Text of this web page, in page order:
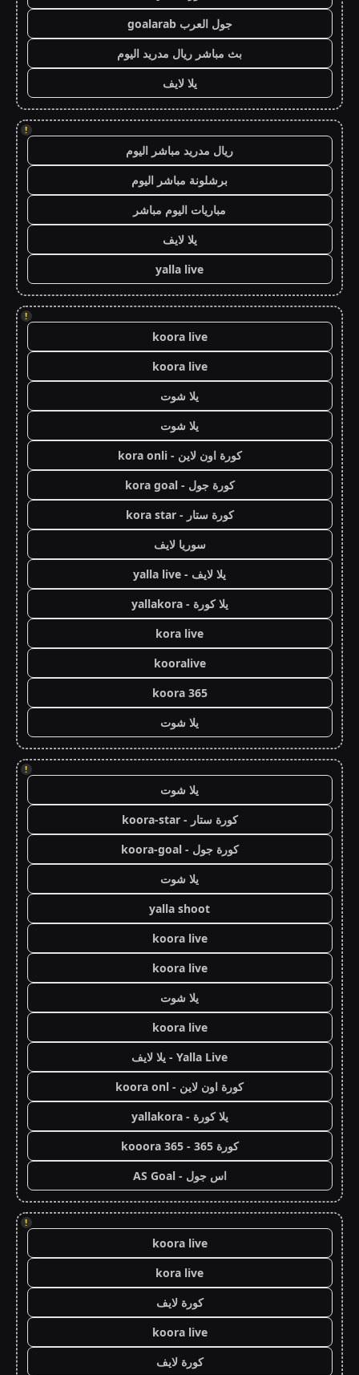
جول العرب goalarab
بث مباشر ريال مدريد اليوم
يلا لايف
!
ريال مدريد مباشر اليوم
برشلونة مباشر اليوم
مباريات اليوم مباشر
يلا لايف
yalla live
!
koora live
koora live
يلا شوت
يلا شوت
كورة اون لاين - kora onli
كورة جول - kora goal
كورة ستار - kora star
سوريا لايف
يلا لايف - yalla live
يلا كورة - yallakora
kora live
kooralive
koora 365
يلا شوت
!
يلا شوت
كورة ستار - koora-star
كورة جول - koora-goal
يلا شوت
yalla shoot
koora live
koora live
يلا شوت
koora live
Yalla Live - يلا لايف
كورة اون لاين - koora onl
يلا كورة - yallakora
كورة 365 - kooora 365
اس جول - AS Goal
!
koora live
kora live
كورة لايف
koora live
كورة لايف